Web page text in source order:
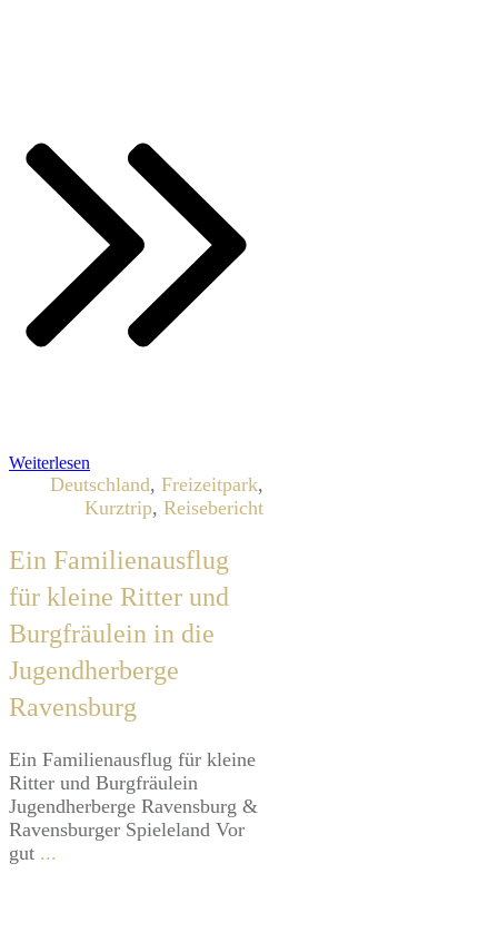
Weiterlesen
Deutschland, Freizeitpark,
Kurztrip, Reisebericht
Ein Familienausflug
für kleine Ritter und
Burgfräulein in die
Jugendherberge
Ravensburg
Ein Familienausflug für kleine
Ritter und Burgfräulein
Jugendherberge Ravensburg &
Ravensburger Spieleland Vor
gut ...